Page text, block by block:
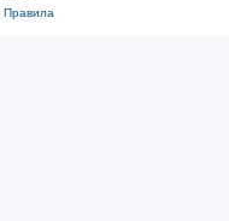
Правила